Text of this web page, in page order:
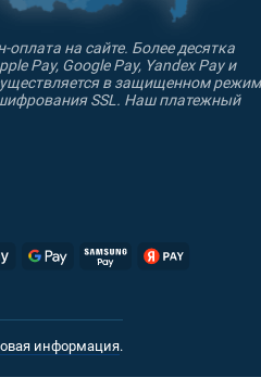
на сайте. Более десятка
Pay, Google Pay, Yandex Pay и
в защищенном
SSL. Наш платежный
информация.